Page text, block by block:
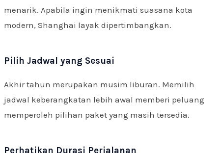
menarik. Apabila ingin menikmati suasana kota
modern, Shanghai layak dipertimbangkan.
Pilih Jadwal yang Sesuai
Akhir tahun merupakan musim liburan. Memilih
jadwal keberangkatan lebih awal memberi peluang
memperoleh pilihan paket yang masih tersedia.
Perhatikan Durasi Perjalanan